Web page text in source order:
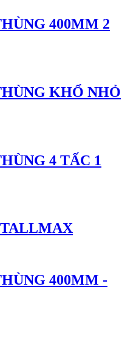
400MM 2
KHỔ NHỎ
4 TẤC 1
400MM -